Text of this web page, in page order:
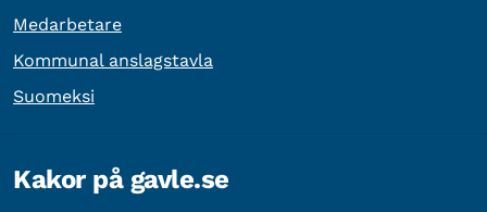
Medarbetare
Kommunal anslagstavla
Suomeksi
Organisationsnummer: 212000-2338
Kakor på gavle.se